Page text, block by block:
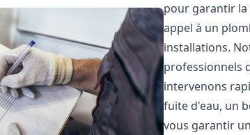
pour garantir la
appel à un
installations.
professionnels
intervenons
fuite d'eau, un
vous garantir